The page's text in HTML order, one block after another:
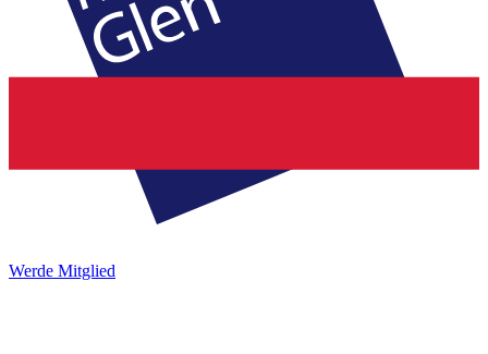
Werde Mitglied